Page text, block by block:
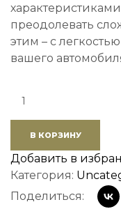
преодолевать
этим – с
вашего
В КОРЗИНУ
Добавить в
Категория:
Поделиться: